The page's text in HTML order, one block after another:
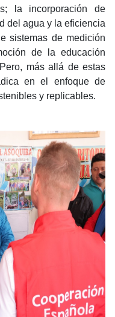
la incorporación de
del agua y la eficiencia
sistemas de medición
de la educación
más allá de estas
en el enfoque de
y replicables.